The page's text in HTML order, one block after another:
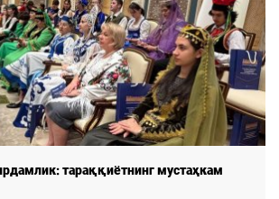
тараққиётнинг мустаҳкам